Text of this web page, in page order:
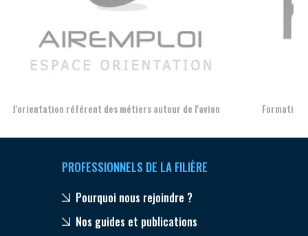
Formation et l'insertion de personnes en situation de handicap
PROFESSIONNELS DE LA FILIÈRE
Pourquoi nous rejoindre ?
Nos guides et publications